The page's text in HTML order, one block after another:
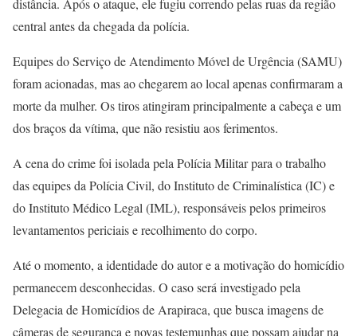
distância. Após o ataque, ele fugiu correndo pelas ruas da região
central antes da chegada da polícia.
Equipes do Serviço de Atendimento Móvel de Urgência (SAMU)
foram acionadas, mas ao chegarem ao local apenas confirmaram a
morte da mulher. Os tiros atingiram principalmente a cabeça e um
dos braços da vítima, que não resistiu aos ferimentos.
A cena do crime foi isolada pela Polícia Militar para o trabalho
das equipes da Polícia Civil, do Instituto de Criminalística (IC) e
do Instituto Médico Legal (IML), responsáveis pelos primeiros
levantamentos periciais e recolhimento do corpo.
Até o momento, a identidade do autor e a motivação do homicídio
permanecem desconhecidas. O caso será investigado pela
Delegacia de Homicídios de Arapiraca, que busca imagens de
câmeras de segurança e novas testemunhas que possam ajudar na